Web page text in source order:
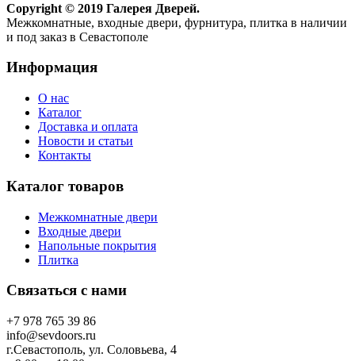
Copyright © 2019 Галерея Дверей.
Межкомнатные, входные двери, фурнитура, плитка в наличии
и под заказ в Севастополе
Информация
О нас
Каталог
Доставка и оплата
Новости и статьи
Контакты
Каталог товаров
Межкомнатные двери
Входные двери
Напольные покрытия
Плитка
Связаться с нами
+7 978 765 39 86
info@sevdoors.ru
г.Севастополь, ул. Соловьева, 4